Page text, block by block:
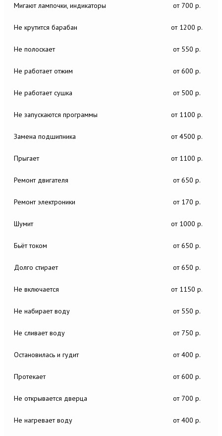
Мигают лампочки, индикаторы от 700 р.
Не крутится барабан от 1200 р.
Не полоскает от 550 р.
Не работает отжим от 600 р.
Не работает сушка от 500 р.
Не запускаются программы от 1100 р.
Замена подшипника от 4500 р.
Прыгает от 1100 р.
Ремонт двигателя от 650 р.
Ремонт электроники от 170 р.
Шумит от 1000 р.
Бьёт током от 650 р.
Долго стирает от 650 р.
Не включается от 1150 р.
Не набирает воду от 550 р.
Не сливает воду от 750 р.
Остановилась и гудит от 400 р.
Протекает от 600 р.
Не открывается дверца от 700 р.
Не нагревает воду от 400 р.